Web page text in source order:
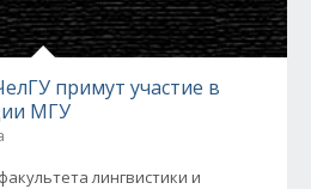
примут участие в
МГУ
лингвистики и